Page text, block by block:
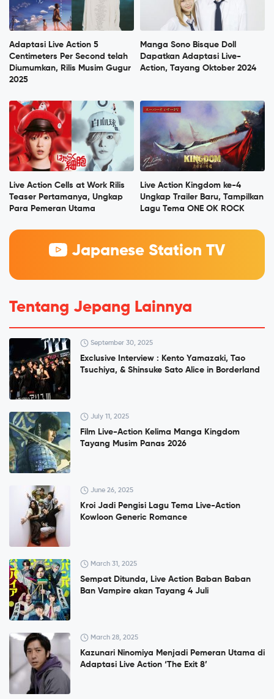
Adaptasi Live Action 5
Centimeters Per Second telah
Diumumkan, Rilis Musim Gugur
2025
Manga Sono Bisque Doll
Dapatkan Adaptasi Live-
Action, Tayang Oktober 2024
Live Action Cells at Work Rilis
Teaser Pertamanya, Ungkap
Para Pemeran Utama
Live Action Kingdom ke-4
Ungkap Trailer Baru, Tampilkan
Lagu Tema ONE OK ROCK
Japanese Station TV
Tentang Jepang Lainnya
September 30, 2025
Exclusive Interview : Kento Yamazaki, Tao
Tsuchiya, & Shinsuke Sato Alice in Borderland
July 11, 2025
Film Live-Action Kelima Manga Kingdom
Tayang Musim Panas 2026
June 26, 2025
Kroi Jadi Pengisi Lagu Tema Live-Action
Kowloon Generic Romance
March 31, 2025
Sempat Ditunda, Live Action Baban Baban
Ban Vampire akan Tayang 4 Juli
March 28, 2025
Kazunari Ninomiya Menjadi Pemeran Utama di
Adaptasi Live Action ‘The Exit 8’